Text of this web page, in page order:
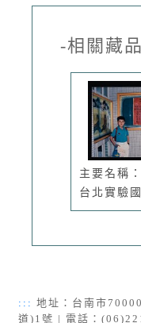
-相關藏
主要名稱
台北實驗
::: 地址：台南市
道)1號 | 電話：